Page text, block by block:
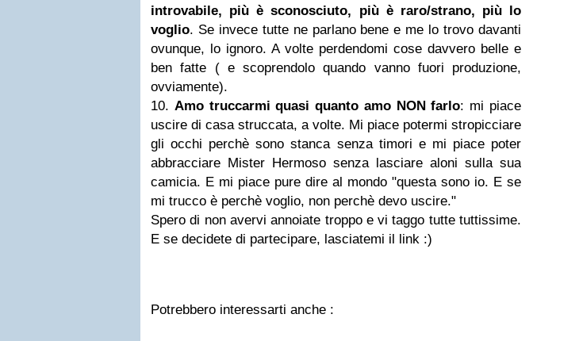
introvabile, più è sconosciuto, più è raro/strano, più lo
voglio. Se invece tutte ne parlano bene e me lo trovo davanti
ovunque, lo ignoro. A volte perdendomi cose davvero belle e
ben fatte ( e scoprendolo quando vanno fuori produzione,
ovviamente).
10. Amo truccarmi quasi quanto amo NON farlo: mi piace
uscire di casa struccata, a volte. Mi piace potermi stropicciare
gli occhi perchè sono stanca senza timori e mi piace poter
abbracciare Mister Hermoso senza lasciare aloni sulla sua
camicia. E mi piace pure dire al mondo "questa sono io. E se
mi trucco è perchè voglio, non perchè devo uscire."
Spero di non avervi annoiate troppo e vi taggo tutte tuttissime.
E se decidete di partecipare, lasciatemi il link :)
Potrebbero interessarti anche :